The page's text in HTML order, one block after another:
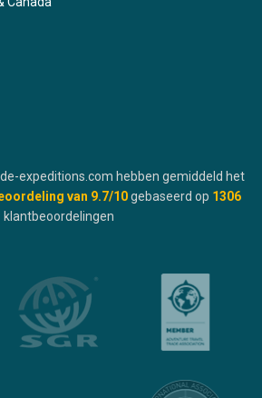
expeditions.com hebben gemiddeld het
van 9.7/10 gebaseerd op 1306
klantbeoordelingen